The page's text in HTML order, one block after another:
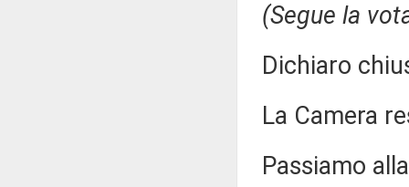
(Segue la
Dichiaro
La Camera
Passiamo